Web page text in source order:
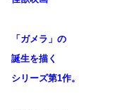
「ガメラ」の
誕生を描く
シリーズ第1作。